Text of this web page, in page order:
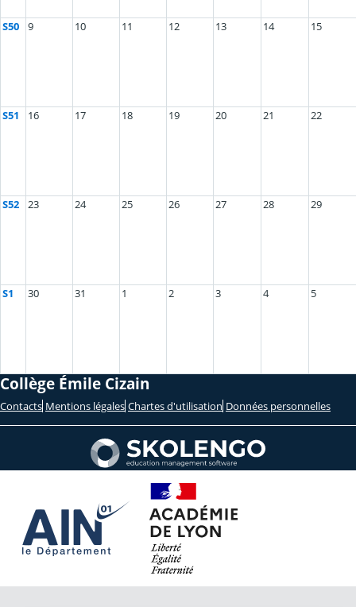
S50 9 10 11 12 13 14 15
S51 16 17 18 19 20 21 22
S52 23 24 25 26 27 28 29
S1 30 31 1 2 3 4 5
Collège Émile Cizain
Contacts Mentions légales Chartes d'utilisation Données personnelles